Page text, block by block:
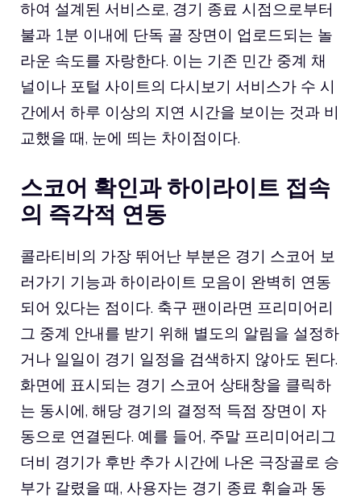
하여 설계된 서비스로, 경기 종료 시점으로부터
불과 1분 이내에 단독 골 장면이 업로드되는 놀
라운 속도를 자랑한다. 이는 기존 민간 중계 채
널이나 포털 사이트의 다시보기 서비스가 수 시
간에서 하루 이상의 지연 시간을 보이는 것과 비
교했을 때, 눈에 띄는 차이점이다.
스코어 확인과 하이라이트 접속
의 즉각적 연동
콜라티비의 가장 뛰어난 부분은 경기 스코어 보
러가기 기능과 하이라이트 모음이 완벽히 연동
되어 있다는 점이다. 축구 팬이라면 프리미어리
그 중계 안내를 받기 위해 별도의 알림을 설정하
거나 일일이 경기 일정을 검색하지 않아도 된다.
화면에 표시되는 경기 스코어 상태창을 클릭하
는 동시에, 해당 경기의 결정적 득점 장면이 자
동으로 연결된다. 예를 들어, 주말 프리미어리그
더비 경기가 후반 추가 시간에 나온 극장골로 승
부가 갈렸을 때, 사용자는 경기 종료 휘슬과 동